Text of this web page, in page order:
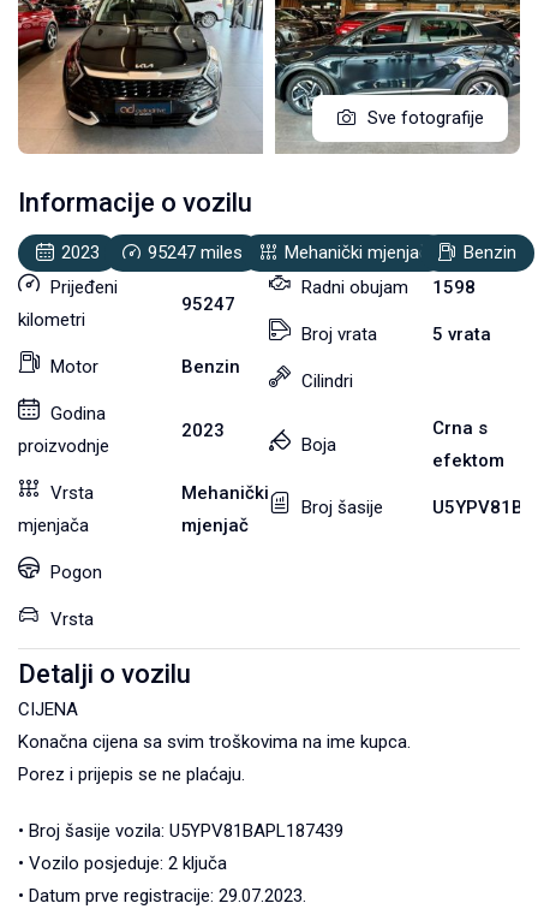
Sve fotografije
Informacije o vozilu
2023 95247miles Mehanički mjenjač
Benzin
Prijeđeni
kilometri
95247
Motor Benzin
Godina
proizvodnje
2023
Vrsta
mjenjača
Mehanički
mjenjač
Pogon
Vrsta
Radni obujam 1598
Broj vrata 5 vrata
Cilindri
Boja
Crna s
efektom
Broj šasije
Detalji o vozilu
CIJENA
Konačna cijena sa svim troškovima na ime kupca.
Porez i prijepis se ne plaćaju.
• Broj šasije vozila: U5YPV81BAPL187439
• Vozilo posjeduje: 2 ključa
• Datum prve registracije: 29.07.2023.